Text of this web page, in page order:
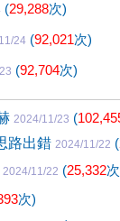
(29,288次)
24 (92,021次)
(92,704次)
2024/11/23 (
路出錯 2024/11/22 (
2024/11/22 (25,332
次)